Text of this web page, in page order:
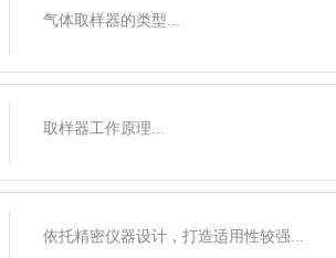
气体取样器的类型...
取样器工作原理...
依托精密仪器设计，打造适用性较强...